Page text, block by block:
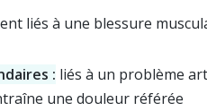
liés à une blessure
: liés à un problème
une douleur référée